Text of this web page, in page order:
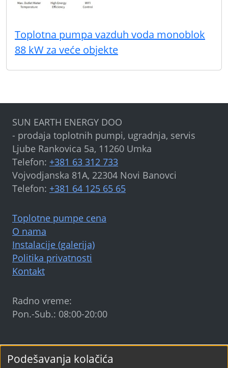
Toplotna pumpa vazduh voda monoblok
88 kW za veće objekte
2024-2026Sun Earth Energy
Toplotne pumpe cena
O nama
Instalacije (galerija)
Politika privatnosti
Kontakt
SUN EARTH ENERGY DOO
- prodaja toplotnih pumpi, ugradnja, servis
Ljube Rankovica 5a, 11260 Umka
Telefon: +381 63 312 733
Vojvodjanska 81A, 22304 Novi Banovci
Telefon: +381 64 125 65 65
Radno vreme:
Pon.-Sub.: 08:00-20:00
Podešavanja kolačića